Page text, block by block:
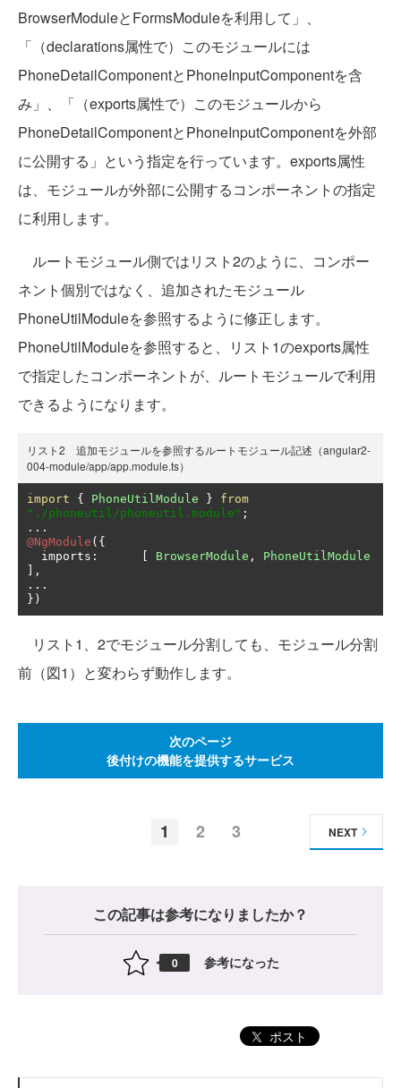
BrowserModuleとFormsModuleを利用して」、
「（declarations属性で）このモジュールには
PhoneDetailComponentとPhoneInputComponentを含
み」、「（exports属性で）このモジュールから
PhoneDetailComponentとPhoneInputComponentを外部
に公開する」という指定を行っています。exports属性
は、モジュールが外部に公開するコンポーネントの指定
に利用します。
ルートモジュール側ではリスト2のように、コンポー
ネント個別ではなく、追加されたモジュール
PhoneUtilModuleを参照するように修正します。
PhoneUtilModuleを参照すると、リスト1のexports属性
で指定したコンポーネントが、ルートモジュールで利用
できるようになります。
リスト2 追加モジュールを参照するルートモジュール記述（angular2-
004-module/app/app.module.ts）
import { PhoneUtilModule }
from
"./phoneutil/phoneutil.module" ;
...
@NgModule ({
  imports
: [ BrowserModule ,
PhoneUtilModule
],
...
})
リスト1、2でモジュール分割しても、モジュール分割
前（図1）と変わらず動作します。
次のページ
後付けの機能を提供するサービス
1 2 3 NEXT
この記事は参考になりましたか？
0 参考になった
ポスト